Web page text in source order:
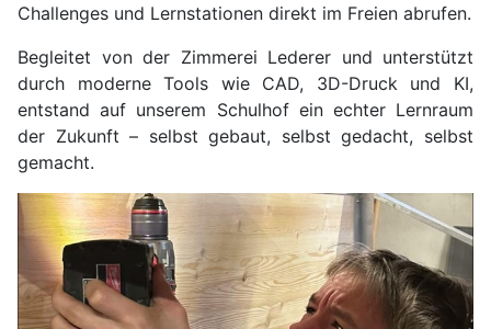
Challenges und Lernstationen direkt im Freien abrufen.
Begleitet von der Zimmerei Lederer und unterstützt
durch moderne Tools wie CAD, 3D-Druck und KI,
entstand auf unserem Schulhof ein echter Lernraum
der Zukunft – selbst gebaut, selbst gedacht, selbst
gemacht.